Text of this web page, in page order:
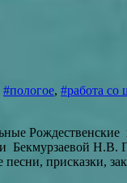
#пологое, #работа со
Рождественские
Н.В.
присказки,